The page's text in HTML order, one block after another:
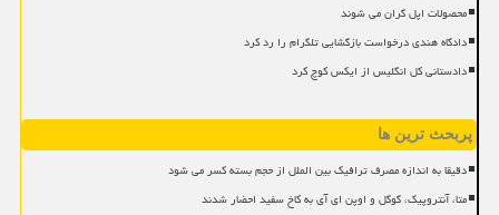
محصولات اپل گران می شوند
دادگاه هندی درخواست بازگشایی تلگرام را رد کرد
دادستانی کل انگلیس از ایکس کوچ کرد
پربحث ترین ها
دقیقا به اندازه مصرف ترافیک بین الملل از حجم بسته کسر می شود
متا، آنتروپیک، گوگل و اوپن ای آی به کاخ سفید احضار شدند